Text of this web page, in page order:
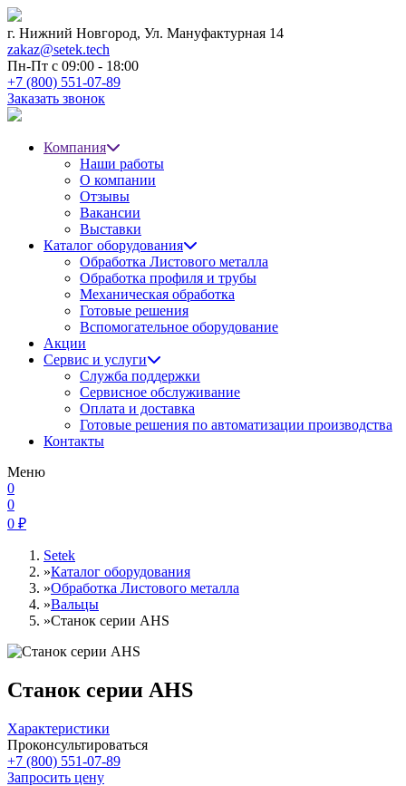
г. Нижний Новгород, Ул. Мануфактурная 14
zakaz@setek.tech
Пн-Пт с 09:00 - 18:00
+7 (800) 551-07-89
Заказать звонок
Компания
Наши работы
О компании
Отзывы
Вакансии
Выставки
Каталог оборудования
Обработка Листового металла
Обработка профиля и трубы
Механическая обработка
Готовые решения
Вспомогательное оборудование
Акции
Сервис и услуги
Служба поддержки
Сервисное обслуживание
Оплата и доставка
Готовые решения по автоматизации производства
Контакты
Меню
0
0
0 ₽
Setek
»Каталог оборудования
»Обработка Листового металла
»Вальцы
»Станок серии AHS
Станок серии AHS
Характеристики
Проконсультироваться
+7 (800) 551-07-89
Запросить цену